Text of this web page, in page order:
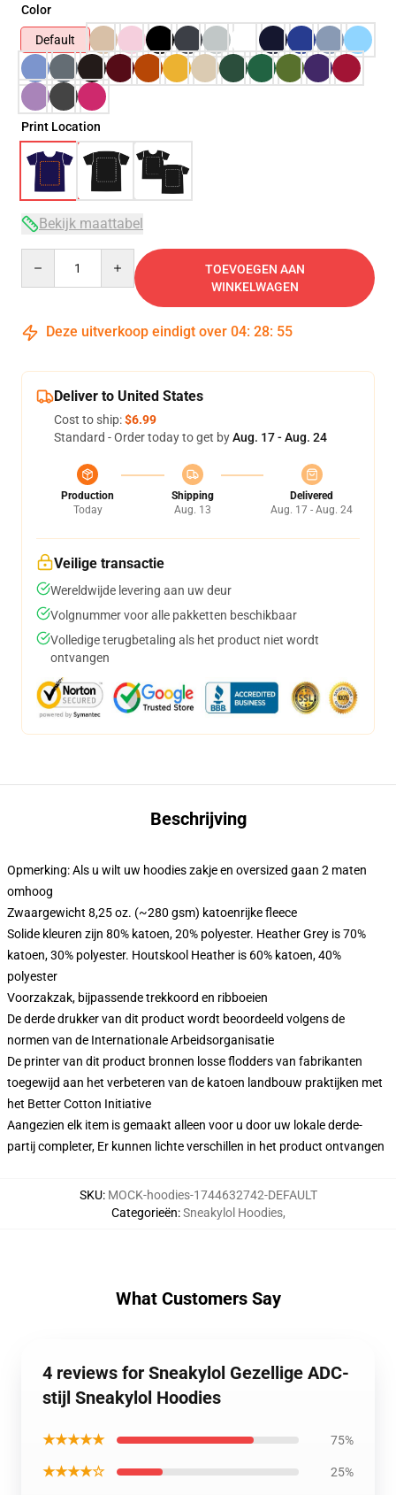
Color
Default
Print Location
Bekijk maattabel
TOEVOEGEN AAN
WINKELWAGEN
Deze uitverkoop eindigt over 04: 28: 54
Deliver to United States
Cost to ship:$6.99
Standard - Order today to get byAug. 17 - Aug. 24
Production
Today
Shipping
Aug. 13
Delivered
Aug. 17 - Aug. 24
Veilige transactie
Wereldwijde levering aan uw deur
Volgnummer voor alle pakketten beschikbaar
Volledige terugbetaling als het product niet wordt
ontvangen
Beschrijving
Opmerking: Als u wilt uw hoodies zakje en oversized gaan 2 maten
omhoog
Zwaargewicht 8,25 oz. (~280 gsm) katoenrijke fleece
Solide kleuren zijn 80% katoen, 20% polyester. Heather Grey is 70%
katoen, 30% polyester. Houtskool Heather is 60% katoen, 40%
polyester
Voorzakzak, bijpassende trekkoord en ribboeien
De derde drukker van dit product wordt beoordeeld volgens de
normen van de Internationale Arbeidsorganisatie
De printer van dit product bronnen losse flodders van fabrikanten
toegewijd aan het verbeteren van de katoen landbouw praktijken met
het Better Cotton Initiative
Aangezien elk item is gemaakt alleen voor u door uw lokale derde-
partij completer, Er kunnen lichte verschillen in het product ontvangen
SKU: MOCK-hoodies-1744632742-DEFAULT
Categorieën:Sneakylol Hoodies,
What Customers Say
4 reviews for Sneakylol Gezellige ADC-
stijl Sneakylol Hoodies
★★★★★ 75%
★★★★☆ 25%